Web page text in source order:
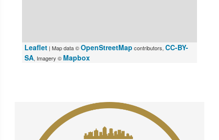
Leaflet | Map data ©OpenStreetMap contributors, CC-BY-
SA, Imagery © Mapbox